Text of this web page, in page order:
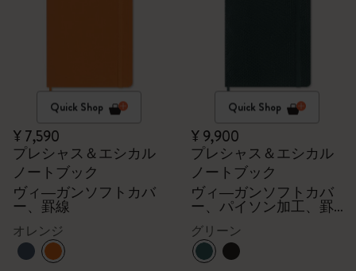
Quick Shop
¥ 7,590
プレシャス＆エシカル
ノートブック
ヴィ―ガンソフトカバ
ー、罫線
オレンジ
Quick Shop
¥ 9,900
プレシャス＆エシカル
ノートブック
ヴィ―ガンソフトカバ
ー、パイソン加工、罫
線
グリーン